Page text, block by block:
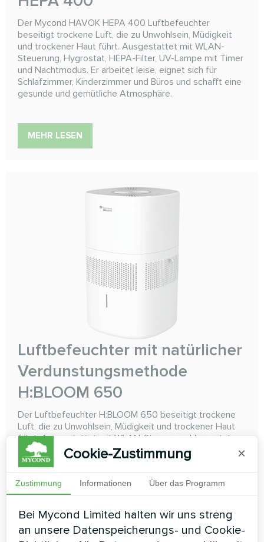
Der Mycond HAVOK HEPA 400 Luftbefeuchter
beseitigt trockene Luft, die zu Unwohlsein, Müdigkeit
und trockener Haut führt. Ausgestattet mit WLAN-
Steuerung, Hygrostat, HEPA-Filter, UV-Lampe mit Timer
und Nachtmodus. Er arbeitet leise, eignet sich für
Schlafzimmer, Kinderzimmer und Büros und schafft eine
gesunde und gemütliche Atmosphäre.
MEHR LESEN
Luftbefeuchter mit natürlicher
Verdunstungsmethode
H:BLOOM 650
Der Luftbefeuchter H:BLOOM 650 beseitigt trockene
Luft, die zu Unwohlsein, Müdigkeit und trockener Haut
führt. Ausgestattet mit WLAN-Steuerung, Hygrostat,
UV-Lampe mit Timer und Nachtmodus. Er arbeitet leise,
eignet sich für Schlafzimmer, Kinderzimmer und Büros
MEHR LESEN
Cookie-Zustimmung ×
Zustimmung Informationen Über das Programm
Bei Mycond Limited halten wir uns streng
an unsere Datenspeicherungs- und Cookie-